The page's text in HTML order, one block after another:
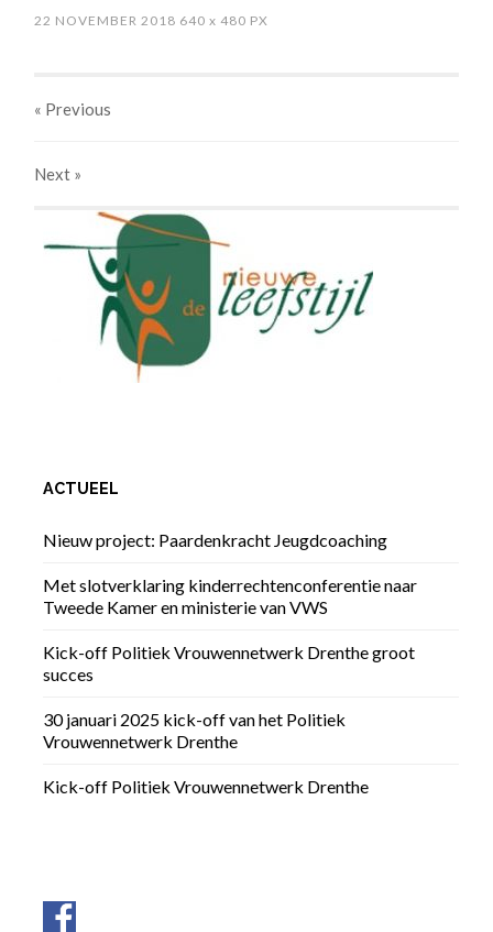
22 NOVEMBER 2018 640x 480 PX
« Previous
Next »
ACTUEEL
Nieuw project: Paardenkracht Jeugdcoaching
Met slotverklaring kinderrechtenconferentie naar
Tweede Kamer en ministerie van VWS
Kick-off Politiek Vrouwennetwerk Drenthe groot
succes
30 januari 2025 kick-off van het Politiek
Vrouwennetwerk Drenthe
Kick-off Politiek Vrouwennetwerk Drenthe